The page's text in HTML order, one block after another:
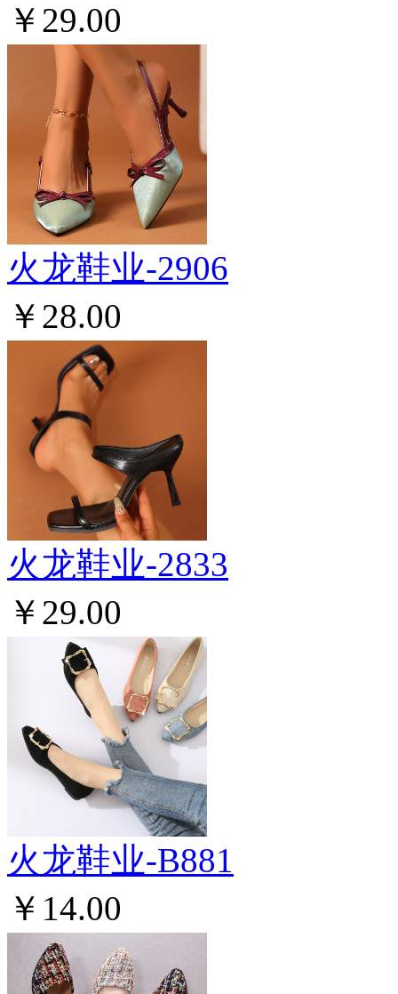
￥29.00
火龙鞋业-2906
￥28.00
火龙鞋业-2833
￥29.00
火龙鞋业-B881
￥14.00